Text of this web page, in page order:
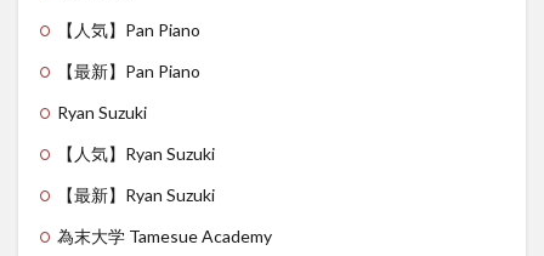
【人気】Pan Piano
【最新】Pan Piano
Ryan Suzuki
【人気】Ryan Suzuki
【最新】Ryan Suzuki
為末大学 Tamesue Academy